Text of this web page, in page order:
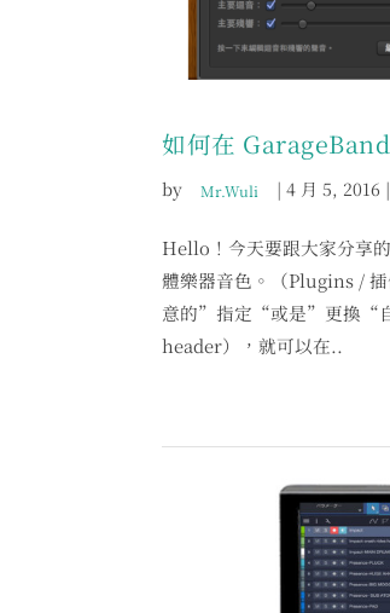
如何在
by Mr.Wuli | 4 月 5, 2016 |
Hello！今天要跟大家分享
體樂器音色。（Plugins /
意的”指定“或是”更換“自
header），就可以在..